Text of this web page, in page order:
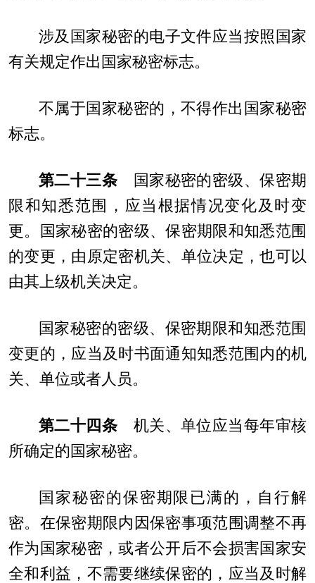
涉及国家秘密的电子文件应当按照国家
有关规定作出国家秘密标志。
不属于国家秘密的，不得作出国家秘密
标志。
第二十三条 国家秘密的密级、保密期
限和知悉范围，应当根据情况变化及时变
更。国家秘密的密级、保密期限和知悉范围
的变更，由原定密机关、单位决定，也可以
由其上级机关决定。
国家秘密的密级、保密期限和知悉范围
变更的，应当及时书面通知知悉范围内的机
关、单位或者人员。
第二十四条 机关、单位应当每年审核
所确定的国家秘密。
国家秘密的保密期限已满的，自行解
密。在保密期限内因保密事项范围调整不再
作为国家秘密，或者公开后不会损害国家安
全和利益，不需要继续保密的，应当及时解